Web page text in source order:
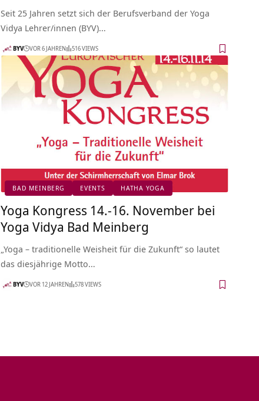
Seit 25 Jahren setzt sich der Berufsverband der Yoga
Vidya Lehrer/innen (BYV)…
BYV VOR 6 JAHREN 516 VIEWS
BAD MEINBERG EVENTS HATHA YOGA
Yoga Kongress 14.-16. November bei
Yoga Vidya Bad Meinberg
„Yoga – traditionelle Weisheit für die Zukunft“ so lautet
das diesjährige Motto…
BYV VOR 12 JAHREN 578 VIEWS